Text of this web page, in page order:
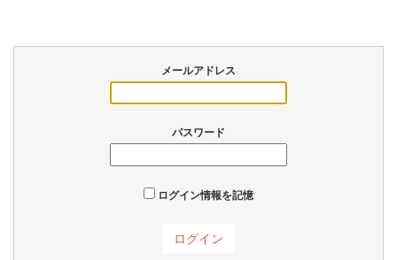
メールアドレス
パスワード
ログイン情報を記憶